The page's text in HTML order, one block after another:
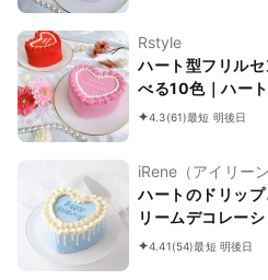
Rstyle
ハート型フリル
べる10色｜ハー
｜韓国｜お好き
4.3(61)最短 明後日
iRene（アイリーン
ハートのドリッ
リームデコレー
ーキ》
4.41(54)最短 明後日